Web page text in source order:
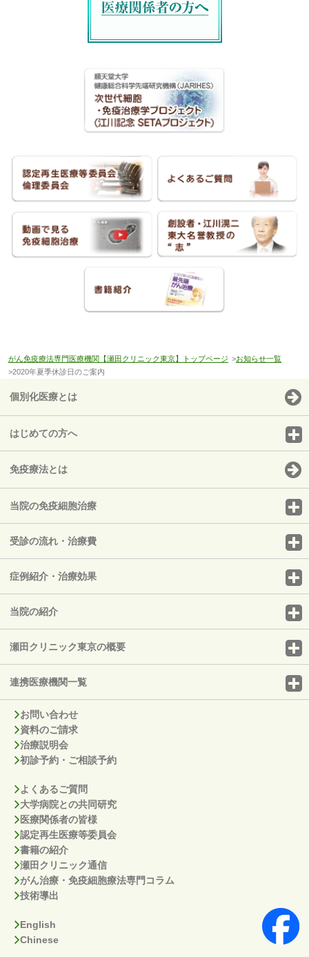
がん免疫療法専門医療機関【瀬田クリニック東京】トップページ >お知らせ一覧
>2020年夏季休診日のご案内
個別化医療とは
はじめての方へ
免疫療法とは
当院の免疫細胞治療
受診の流れ・治療費
症例紹介・治療効果
当院の紹介
瀬田クリニック東京の概要
連携医療機関一覧
お問い合わせ
資料のご請求
治療説明会
初診予約・ご相談予約
よくあるご質問
大学病院との共同研究
医療関係者の皆様
認定再生医療等委員会
書籍の紹介
瀬田クリニック通信
がん治療・免疫細胞療法専門コラム
技術導出
English
Chinese